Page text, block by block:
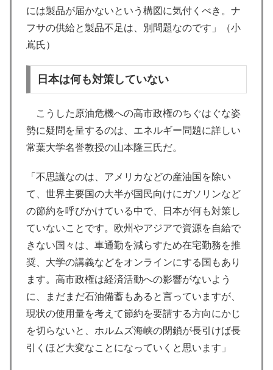
には製品が届かないという構図に気付くべき。ナ
フサの供給と製品不足は、別問題なのです」（小
嶌氏）
日本は何も対策していない
こうした原油危機への高市政権のちぐはぐな姿
勢に疑問を呈するのは、エネルギー問題に詳しい
常葉大学名誉教授の山本隆三氏だ。
「不思議なのは、アメリカなどの産油国を除い
て、世界主要国の大半が国民向けにガソリンなど
の節約を呼びかけている中で、日本が何も対策し
ていないことです。欧州やアジアで資源を自給で
きない国々は、車通勤を減らすため在宅勤務を推
奨、大学の講義などをオンラインにする国もあり
ます。高市政権は経済活動への影響がないよう
に、まだまだ石油備蓄もあると言っていますが、
現状の使用量を考えて節約を要請する方向にかじ
を切らないと、ホルムズ海峡の閉鎖が長引けば長
引くほど大変なことになっていくと思います」